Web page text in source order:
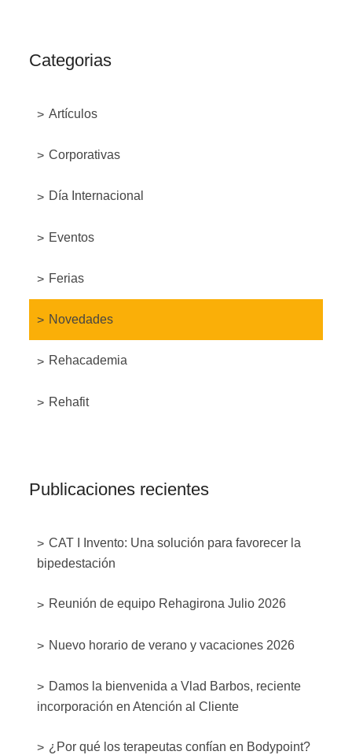
Categorias
Artículos
Corporativas
Día Internacional
Eventos
Ferias
Novedades
Rehacademia
Rehafit
Publicaciones recientes
CAT I Invento: Una solución para favorecer la
bipedestación
Reunión de equipo Rehagirona Julio 2026
Nuevo horario de verano y vacaciones 2026
Damos la bienvenida a Vlad Barbos, reciente
incorporación en Atención al Cliente
¿Por qué los terapeutas confían en Bodypoint?